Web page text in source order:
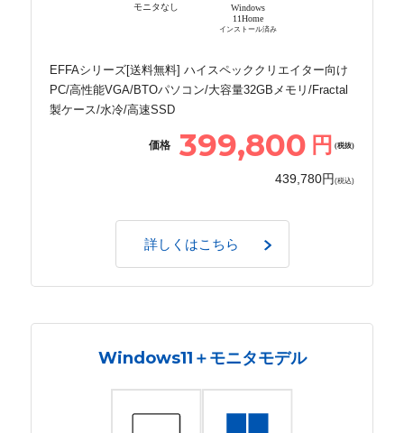
モニタなし
Windows
11Home
インストール済み
EFFAシリーズ[送料無料] ハイスペッククリエイター向け
PC/高性能VGA/BTOパソコン/大容量32GBメモリ/Fractal
製ケース/水冷/高速SSD
価格 399,800 円 (税抜)
439,780円 (税込)
詳しくはこちら
Windows11＋モニタモデル